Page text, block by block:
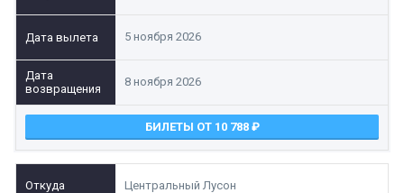
5 ноября 2026
8 ноября 2026
БИЛЕТЫ ОТ 10 788
Центральный Лусон